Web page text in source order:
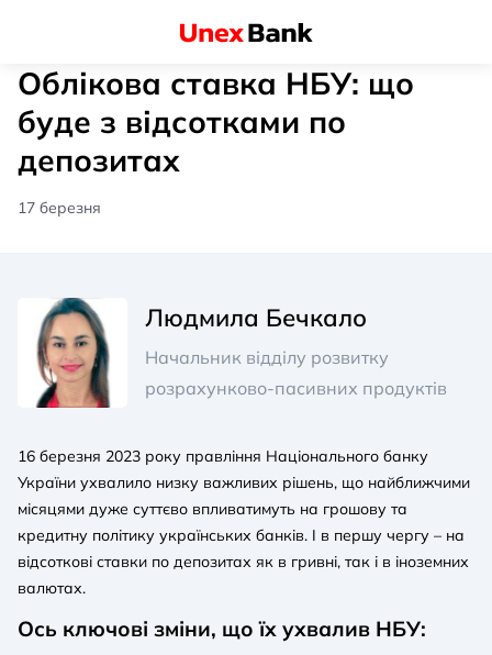
Облікова ставка НБУ: що
буде з відсотками по
депозитах
17 березня
Людмила Бечкало
Начальник відділу розвитку
розрахунково-пасивних продуктів
16 березня 2023 року правління Національного банку
України ухвалило низку важливих рішень, що найближчими
місяцями дуже суттєво впливатимуть на грошову та
кредитну політику українських банків. І в першу чергу – на
відсоткові ставки по депозитах як в гривні, так і в іноземних
валютах.
Ось ключові зміни, що їх ухвалив НБУ: